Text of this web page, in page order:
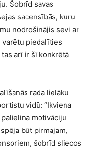
Šobrīd savas
sacensībās, kuru
nodrošinājis sevi ar
varētu piedalīties
arī ir šī konkrētā
rada lielāku
vidū: “Ikviena
motivāciju
būt pirmajam,
šobrīd sliecos